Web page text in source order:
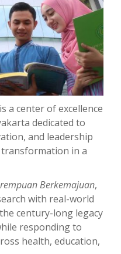
is a center of excellence
dedicated to
and leadership
transformation in a
Berkemajuan,
with real-world
century-long legacy
responding to
health, education,